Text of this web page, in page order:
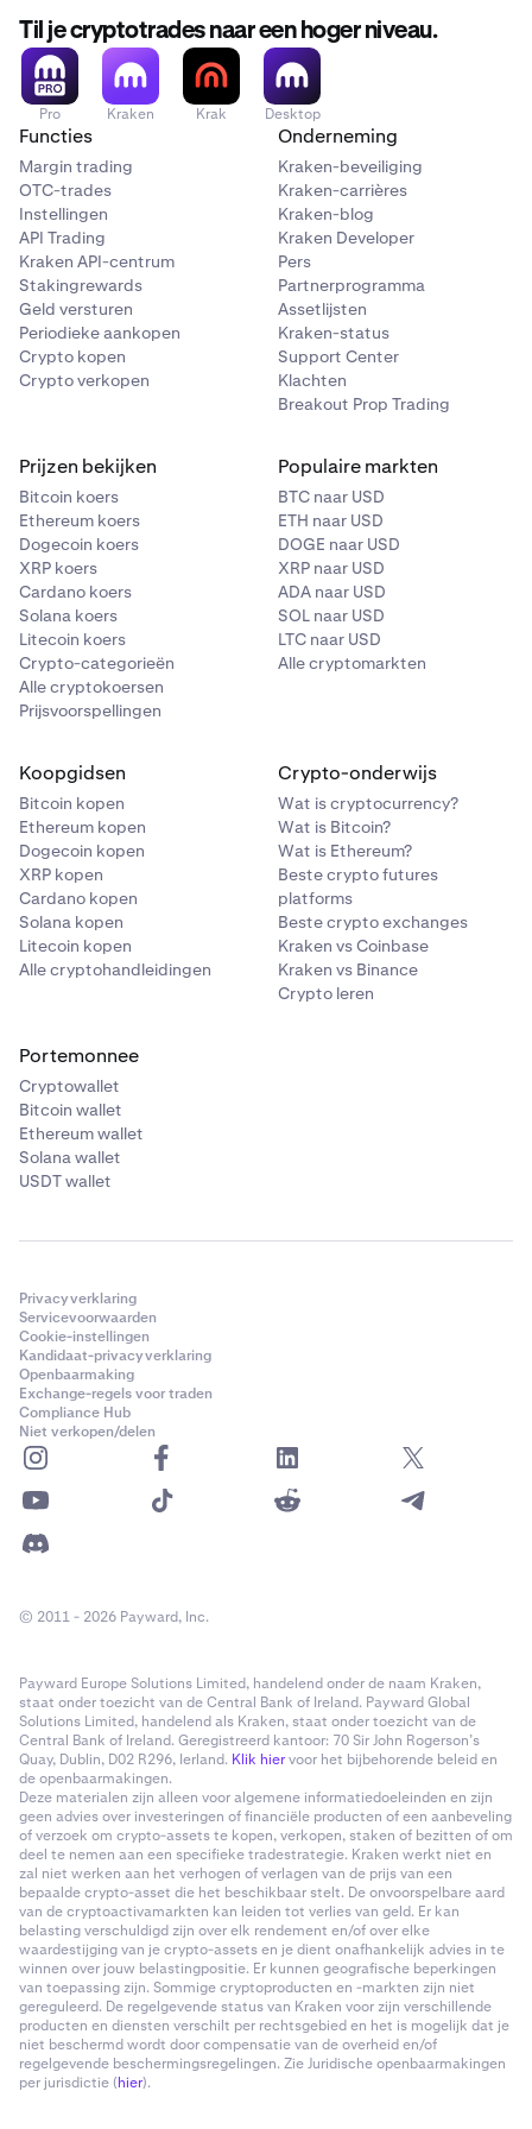
Bekijk om je bescherming te verhogen en veilig te blijven
in de cryptowereld onze serie informatieve video's die in
samenwerking met de legendarische
oplichtingsbestrijders, Kitboga is gemaakt!
bekend om zijn vermakelijke maar educatieve
benadering waarop oplichting aan het licht wordt
gebracht en hoe consumenten zich daartegen kunnen
beschermen.
Til je cryptotrades naar een hoger niveau.
Pro Kraken Krak Desktop
Functies
Margin trading
OTC-trades
Instellingen
API Trading
Kraken API-centrum
Stakingrewards
Geld versturen
Periodieke aankopen
Crypto kopen
Crypto verkopen
Onderneming
Kraken-beveiliging
Kraken-carrières
Kraken-blog
Kraken Developer
Pers
Partnerprogramma
Assetlijsten
Kraken-status
Support Center
Klachten
Breakout Prop Trading
Prijzen bekijken
Bitcoin koers
Ethereum koers
Dogecoin koers
XRP koers
Cardano koers
Solana koers
Litecoin koers
Crypto-categorieën
Alle cryptokoersen
Prijsvoorspellingen
Populaire markten
BTC naar USD
ETH naar USD
DOGE naar USD
XRP naar USD
ADA naar USD
SOL naar USD
LTC naar USD
Alle cryptomarkten
Koopgidsen
Bitcoin kopen
Ethereum kopen
Dogecoin kopen
XRP kopen
Cardano kopen
Solana kopen
Litecoin kopen
Alle cryptohandleidingen
Crypto-onderwijs
Wat is cryptocurrency?
Wat is Bitcoin?
Wat is Ethereum?
Beste crypto futures
platforms
Beste crypto exchanges
Kraken vs Coinbase
Kraken vs Binance
Crypto leren
Portemonnee
Cryptowallet
Bitcoin wallet
Ethereum wallet
Solana wallet
USDT wallet
Privacyverklaring
Servicevoorwaarden
Cookie-instellingen
Kandidaat-privacyverklaring
Openbaarmaking
Exchange-regels voor traden
Compliance Hub
Niet verkopen/delen
© 2011 - 2026 Payward, Inc.
Payward Europe Solutions Limited, handelend onder de naam Kraken,
staat onder toezicht van de Central Bank of Ireland. Payward Global
Solutions Limited, handelend als Kraken, staat onder toezicht van de
Central Bank of Ireland. Geregistreerd kantoor: 70 Sir John Rogerson’s
Quay, Dublin, D02 R296, Ierland. Klik hiervoor het bijbehorende beleid en
de openbaarmakingen.
Deze materialen zijn alleen voor algemene informatiedoeleinden en zijn
geen advies over investeringen of financiële producten of een aanbeveling
of verzoek om crypto-assets te kopen, verkopen, staken of bezitten of om
deel te nemen aan een specifieke tradestrategie. Kraken werkt niet en
zal niet werken aan het verhogen of verlagen van de prijs van een
bepaalde crypto-asset die het beschikbaar stelt. De onvoorspelbare aard
van de cryptoactivamarkten kan leiden tot verlies van geld. Er kan
belasting verschuldigd zijn over elk rendement en/of over elke
waardestijging van je crypto-assets en je dient onafhankelijk advies in te
winnen over jouw belastingpositie. Er kunnen geografische beperkingen
van toepassing zijn. Sommige cryptoproducten en -markten zijn niet
gereguleerd. De regelgevende status van Kraken voor zijn verschillende
producten en diensten verschilt per rechtsgebied en het is mogelijk dat je
niet beschermd wordt door compensatie van de overheid en/of
regelgevende beschermingsregelingen. Zie Juridische openbaarmakingen
per jurisdictie (hier).